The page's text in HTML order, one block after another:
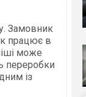
Замовник
працює в
може
переробки
із